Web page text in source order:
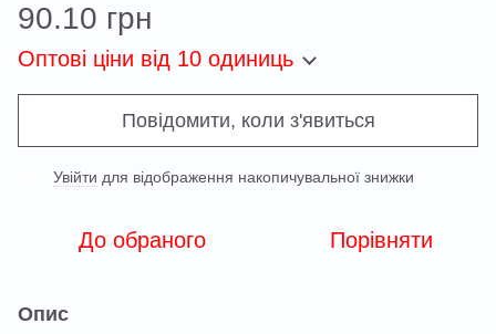
90.10 грн
Оптові ціни від 10 одиниць
Повідомити, коли з'явиться
Увійти для відображення накопичувальної знижки
До обраного Порівняти
Опис